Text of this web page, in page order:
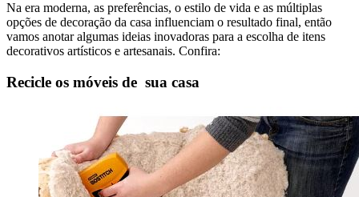
Na era moderna, as preferências, o estilo de vida e as múltiplas
opções de decoração da casa influenciam o resultado final, então
vamos anotar algumas ideias inovadoras para a escolha de itens
decorativos artísticos e artesanais. Confira:
Recicle os móveis de sua casa